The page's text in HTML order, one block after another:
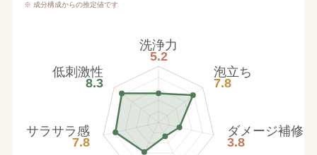
※ 成分構成からの推定値です
洗浄力
5.2
泡立ち
7.8
ダメージ補修
3.8
サラサラ感
7.8
低刺激性
8.3